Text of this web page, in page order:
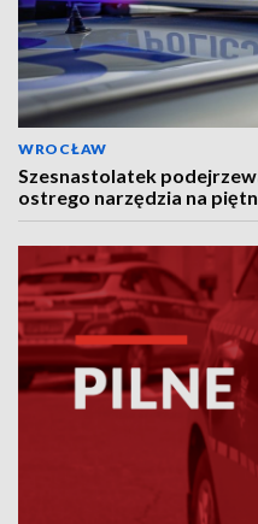
WROCŁAW
Szesnastolatek
ostrego narzędzia na